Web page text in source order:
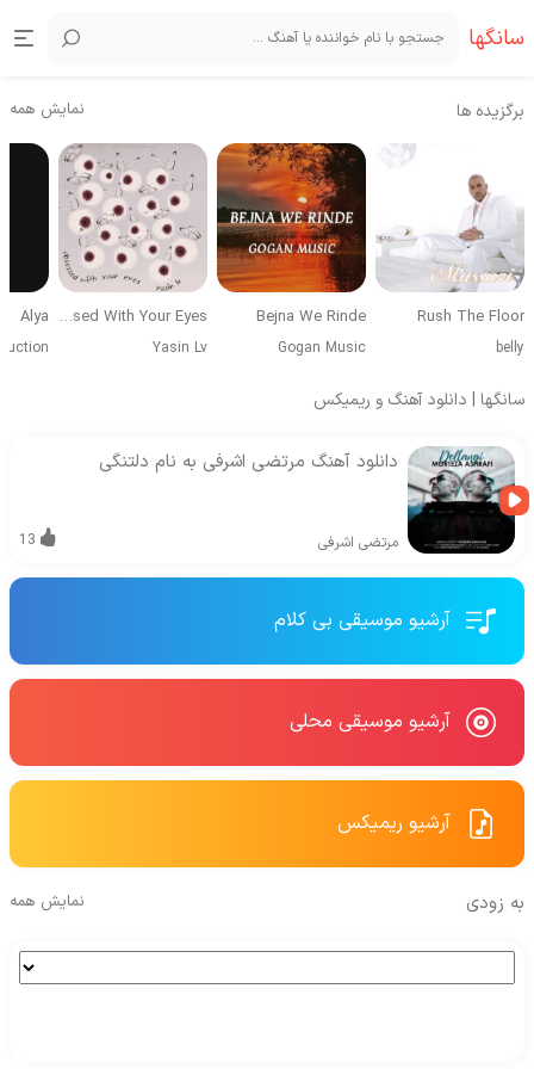
سانگها
برگزیده ها نمایش همه
Rush The Floor
belly
Bejna We Rinde
Gogan Music
Obsessed With Your Eyes
Yasin Lv
Alya
سانگها | دانلود آهنگ و ریمیکس
دانلود آهنگ مرتضی اشرفی به نام دلتنگی
مرتضی اشرفی 13
آرشیو موسیقی بی کلام
آرشیو موسیقی محلی
آرشیو ریمیکس
به زودی نمایش همه